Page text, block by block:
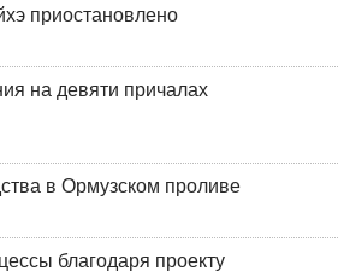
приостановлено
на девяти причалах
в Ормузском проливе
благодаря проекту